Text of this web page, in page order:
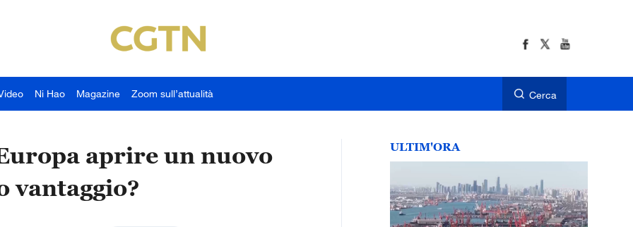
Ni Hao Magazine Zoom sull’attualità Cerca
aprire un nuovo
vantaggio?
ULTIM'ORA